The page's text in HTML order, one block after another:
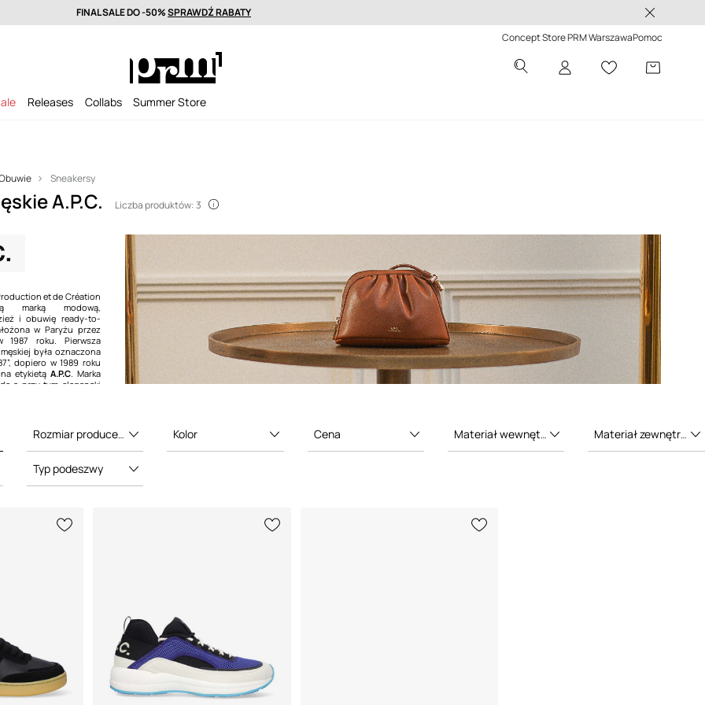
Wyselekcjonowane marki premium >
FINAL SALE DO -50%SPRAWDŹ RABATY
Concept Store PRM WarszawaPomoc
Releases Collabs Summer Store
Sneakersy
A.P.C. Liczba produktów: 3
et de Création
marką modową,
i obuwię ready-to-
w Paryżu przez
1987 roku. Pierwsza
była oznaczona
dopiero w 1989 roku
etykietą A.P.C. Marka
a przy tym elegancki
na całym świecie.
Rozmiar producenta Kolor Cena Materiał wewnętrzny Materiał zewnętrzny
Typ podeszwy